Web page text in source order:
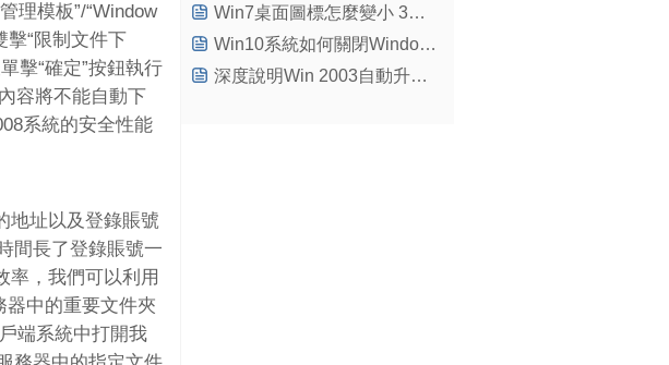
理模板”/“Window
擊“限制文件下
擊“確定”按鈕執行
容將不能自動下
系統的安全性能
址以及登錄賬號
間長了登錄賬號一
率，我們可以利用
器中的重要文件夾
端系統中打開我
Win7桌面圖標怎麼變小 3種方法改變Win7桌面圖標大小
Win10系統如何關閉Windows自動更新給系統打補丁
深度說明Win 2003自動升級補丁功能